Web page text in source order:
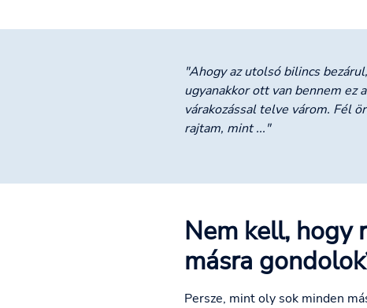
"Ahogy az utolsó bilincs
ugyanakkor ott van bennem ez
várakozással telve várom. Fél
rajtam, mint ..."
Nem kell, hogy
másra
Persze, mint oly sok minden